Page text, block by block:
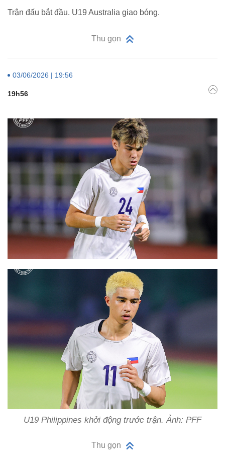
Trận đấu bắt đầu. U19 Australia giao bóng.
Thu gọn
03/06/2026 | 19:56
19h56
U19 Philippines khởi động trước trận. Ảnh: PFF
Thu gọn